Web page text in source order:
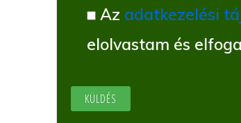
Az adatkezelési
elolvastam és